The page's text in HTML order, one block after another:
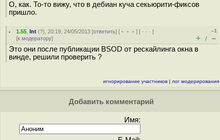
О, как. То-то вижу, что в дебиан куча секьюрити-фиксов
пришло.
1.55 ,Int (?), 20:19, 24/05/2013 [ответить] [ ﹢﹢﹢] [ · · ·]
[к модератору]
–1
+ / –
Это они после публикации BSOD от рескайлинга окна в
винде, решили проверить ?
игнорирование участников | лог модерирования
Добавить комментарий
Имя: